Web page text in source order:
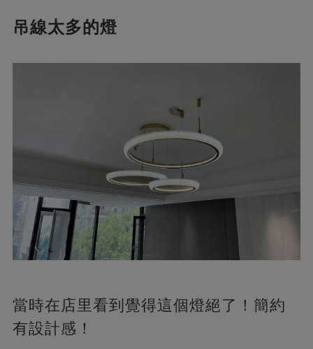
吊線太多的燈
當時在店里看到覺得這個燈絕了！簡約
有設計感！